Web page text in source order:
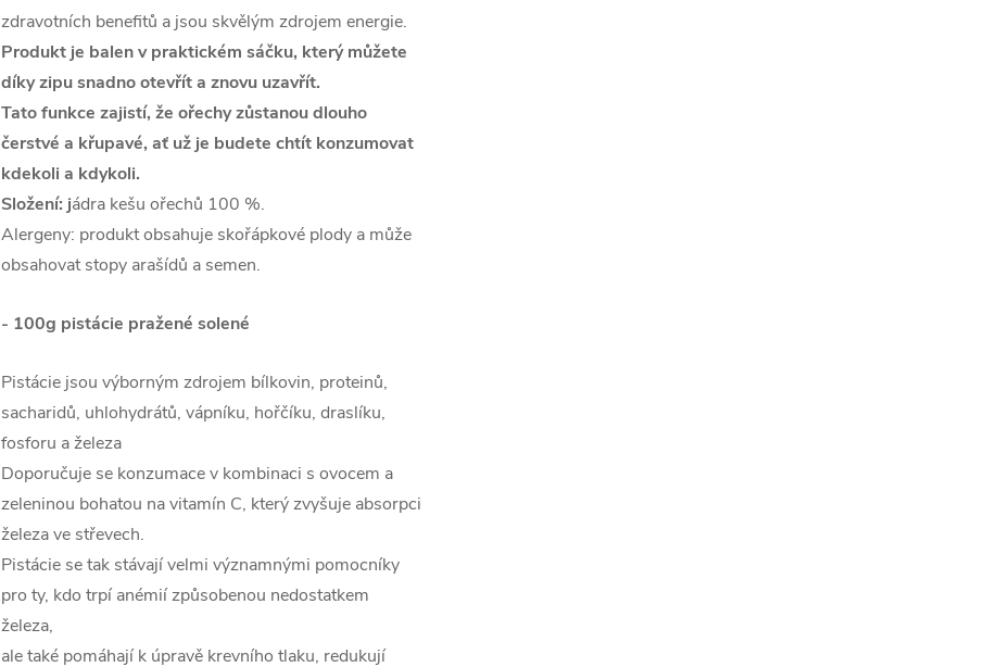
zdravotních benefitů a jsou skvělým zdrojem energie.
Produkt je balen v praktickém sáčku, který můžete
díky zipu snadno otevřít a znovu uzavřít.
Tato funkce zajistí, že ořechy zůstanou dlouho
čerstvé a křupavé, ať už je budete chtít konzumovat
kdekoli a kdykoli.
Složení: jádra kešu ořechů 100 %.
Alergeny: produkt obsahuje skořápkové plody a může
obsahovat stopy arašídů a semen.
- 100g pistácie pražené solené
Pistácie jsou výborným zdrojem bílkovin, proteinů,
sacharidů, uhlohydrátů, vápníku, hořčíku, draslíku,
fosforu a železa
Doporučuje se konzumace v kombinaci s ovocem a
zeleninou bohatou na vitamín C, který zvyšuje absorpci
železa ve střevech.
Pistácie se tak stávají velmi významnými pomocníky
pro ty, kdo trpí anémií způsobenou nedostatkem
železa,
ale také pomáhají k úpravě krevního tlaku, redukují